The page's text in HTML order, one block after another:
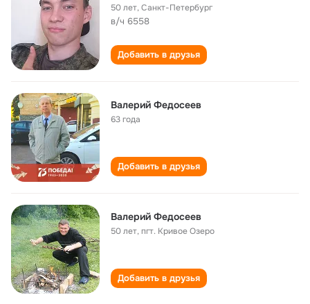
50 лет,Санкт-Петербург
в/ч 6558
Добавить в друзья
Валерий Федосеев
63 года
Добавить в друзья
Валерий Федосеев
50 лет,пгт. Кривое Озеро
Добавить в друзья